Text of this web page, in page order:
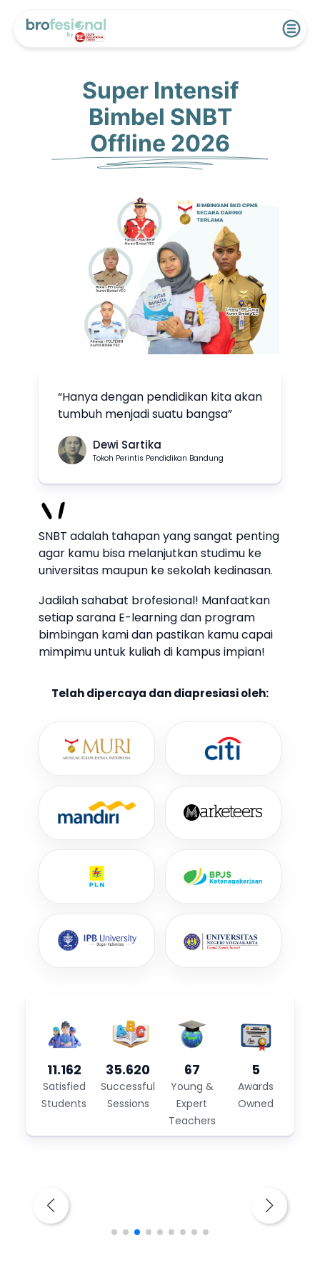
Super Intensif
Bimbel SNBT
Offline 2026
“Hanya dengan pendidikan kita akan
tumbuh menjadi suatu bangsa”
Dewi Sartika
Tokoh Perintis Pendidikan Bandung
SNBT adalah tahapan yang sangat penting
agar kamu bisa melanjutkan studimu ke
universitas maupun ke sekolah kedinasan.
Jadilah sahabat brofesional! Manfaatkan
setiap sarana E-learning dan program
bimbingan kami dan pastikan kamu capai
mimpimu untuk kuliah di kampus impian!
Telah dipercaya dan diapresiasi oleh:
11.162
Satisfied
Students
35.620
Successful
Sessions
67
Young &
Expert
Teachers
5
Awards
Owned